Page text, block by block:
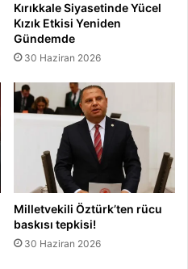
Kırıkkale Siyasetinde Yücel
Kızık Etkisi Yeniden
Gündemde
30 Haziran 2026
Milletvekili Öztürk’ten rücu
baskısı tepkisi!
30 Haziran 2026